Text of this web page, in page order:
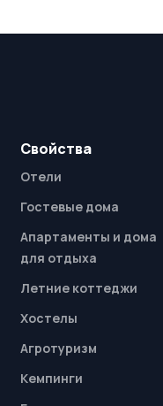
Свойства
Отели
Гостевые дома
Апартаменты и дома
для отдыха
Летние коттеджи
Хостелы
Агротуризм
Кемпинги